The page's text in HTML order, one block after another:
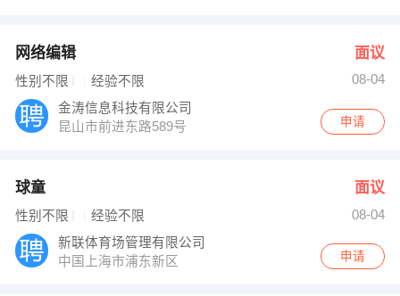
网络编辑 面议
性别不限 经验不限
08-04
金涛信息科技有限公司
昆山市前进东路589号
申请
球童 面议
性别不限 经验不限
08-04
新联体育场管理有限公司
中国上海市浦东新区
申请